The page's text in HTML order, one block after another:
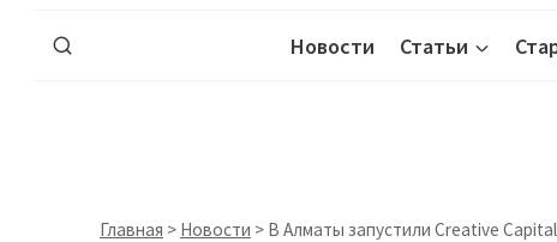
Новости Статьи
Главная > Новости > В Алматы запустили Creative